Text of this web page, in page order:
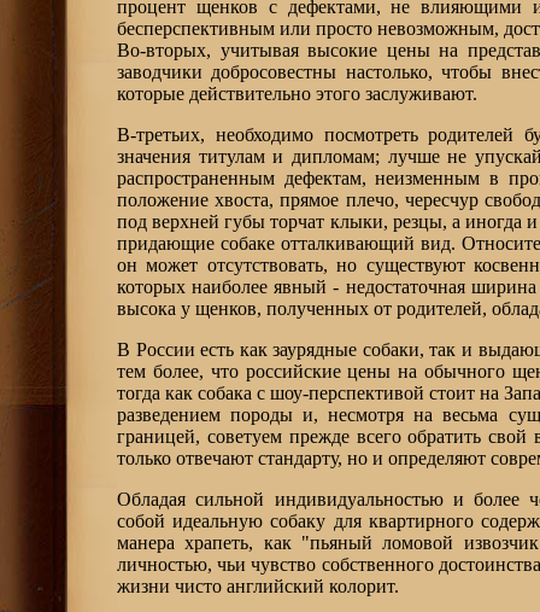
процент щенков с дефектами, не влияющими
бесперспективным или просто невозможным,
Во-вторых, учитывая высокие цены на
заводчики добросовестны настолько, чтобы
которые действительно этого заслуживают.
В-третьих, необходимо посмотреть
значения титулам и дипломам; лучше не
распространенным дефектам, неизменным в
положение хвоста, прямое плечо, чересчур
под верхней губы торчат клыки, резцы, а
придающие собаке отталкивающий вид.
он может отсутствовать, но существуют
которых наиболее явный - недостаточная
высока у щенков, полученных от родителей,
В России есть как заурядные собаки, так и
тем более, что российские цены на обычного
тогда как собака с шоу-перспективой стоит на
разведением породы и, несмотря на весьма
границей, советуем прежде всего обратить
только отвечают стандарту, но и определяют
Обладая сильной индивидуальностью и более
собой идеальную собаку для квартирного
манера храпеть, как "пьяный ломовой
личностью, чьи чувство собственного
жизни чисто английский колорит.